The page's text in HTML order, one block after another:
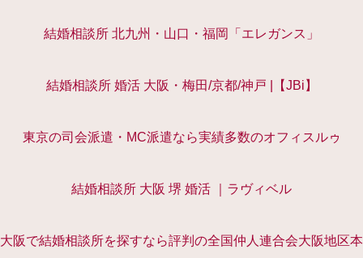
結婚相談所 北九州・山口・福岡「エレガンス」
結婚相談所 婚活 大阪・梅田/京都/神戸 |【JBi】
東京の司会派遣・MC派遣なら実績多数のオフィスルゥ
結婚相談所 大阪 堺 婚活 ｜ラヴィベル
大阪で結婚相談所を探すなら評判の全国仲人連合会大阪地区本